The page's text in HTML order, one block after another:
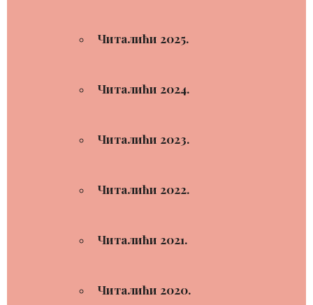
Читалићи 2025.
Читалићи 2024.
Читалићи 2023.
Читалићи 2022.
Читалићи 2021.
Читалићи 2020.